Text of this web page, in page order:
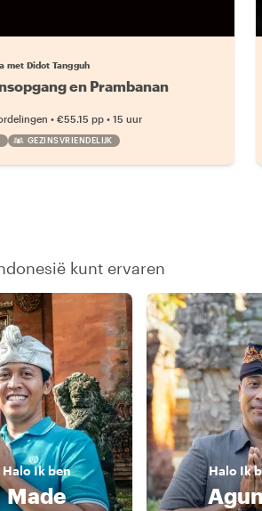
met Didot Tangguh
en Prambanan
•€55.15 pp •15 uur
GEZINSVRIENDELIJK
kunt ervaren
HaloIk ben
Made
Halo Ik